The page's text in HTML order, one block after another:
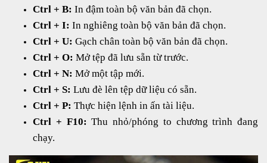
Ctrl + B: In đậm toàn bộ văn bản đã chọn.
Ctrl + I: In nghiêng toàn bộ văn bản đã chọn.
Ctrl + U: Gạch chân toàn bộ văn bản đã chọn.
Ctrl + O: Mở tệp đã lưu sẵn từ trước.
Ctrl + N: Mở một tập mới.
Ctrl + S: Lưu đè lên tệp dữ liệu có sẵn.
Ctrl + P: Thực hiện lệnh in ấn tài liệu.
Ctrl + F10: Thu nhỏ/phóng to chương trình đang
chạy.